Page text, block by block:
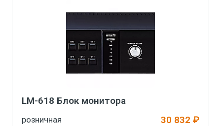
LM-618 Блок монитора
розничная 30 832 ₽